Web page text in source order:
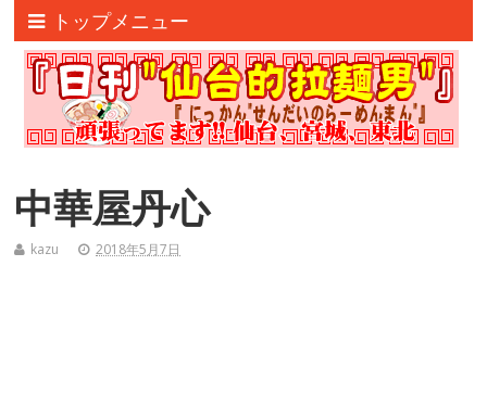
トップメニュー
中華屋丹心
kazu 2018年5月7日